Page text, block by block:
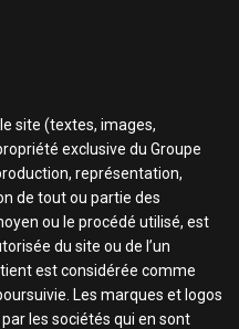
site (textes, images,
exclusive du Groupe
représentation,
de tout ou partie des
ou le procédé utilisé, est
du site ou de l’un
est considérée comme
Les marques et logos
les sociétés qui en sont